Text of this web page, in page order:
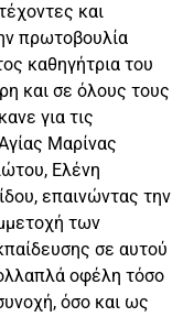
και
πρωτοβουλία
καθηγήτρια του
και σε όλους τους
για τις
Μαρίνας
Ελένη
επαινώντας την
των
σε αυτού
οφέλη τόσο
όσο και ως